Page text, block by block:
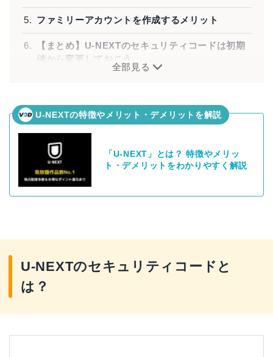
ファミリーアカウントを作成するメリット
【まとめ】U-NEXTのセキュリティコードは初期
値から変更しておこう
全部見る
U-NEXTの特徴やメリット・デメリットを解説
「U-NEXT」とは？ 特徴やメリッ
ト・デメリットをわかりやすく解説
U-NEXTのセキュリティコードと
は？